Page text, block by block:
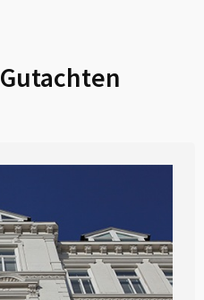
Gutachten